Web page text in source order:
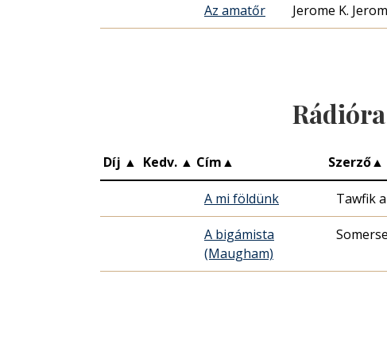
Az amatőr Jerome K.
Díj ▲ Kedv. ▲ Cím▲ Szerző▲
A mi földünk Tawfik
A bigámista
(Maugham)